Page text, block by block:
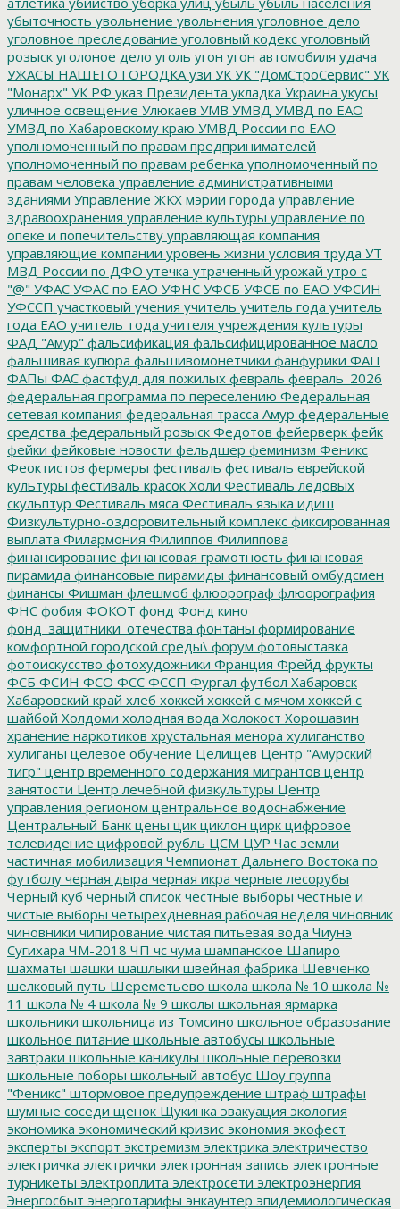
убыточность увольнение увольнения уголовное дело
уголовное преследование уголовный кодекс уголовный
розыск уголоное дело уголь угон угон автомобиля удача
УЖАСЫ НАШЕГО ГОРОДКА узи УК УК "ДомСтроСервис" УК
"Монарх" УК РФ указ Президента укладка Украина укусы
уличное освещение Улюкаев УМВ УМВД УМВД по ЕАО
УМВД по Хабаровскому краю УМВД России по ЕАО
уполномоченный по правам предпринимателей
уполномоченный по правам ребенка уполномоченный по
правам человека управление административными
зданиями Управление ЖКХ мэрии города управление
здравоохранения управление культуры управление по
опеке и попечительству управляющая компания
управляющие компании уровень жизни условия труда УТ
МВД России по ДФО утечка утраченный урожай утро с
"@" УФАС УФАС по ЕАО УФНС УФСБ УФСБ по ЕАО УФСИН
УФССП участковый учения учитель учитель года учитель
года ЕАО учитель_года учителя учреждения культуры
ФАД "Амур" фальсификация фальсифицированное масло
фальшивая купюра фальшивомонетчики фанфурики ФАП
ФАПы ФАС фастфуд для пожилых февраль февраль_2026
федеральная программа по переселению Федеральная
сетевая компания федеральная трасса Амур федеральные
средства федеральный розыск Федотов фейерверк фейк
фейки фейковые новости фельдшер феминизм Феникс
Феоктистов фермеры фестиваль фестиваль еврейской
культуры фестиваль красок Холи Фестиваль ледовых
скульптур Фестиваль мяса Фестиваль языка идиш
Физкультурно-оздоровительный комплекс фиксированная
выплата Филармония Филиппов Филиппова
финансирование финансовая грамотность финансовая
пирамида финансовые пирамиды финансовый омбудсмен
финансы Фишман флешмоб флюорограф флюорография
ФНС фобия ФОКОТ фонд Фонд кино
фонд_защитники_отечества фонтаны формирование
комфортной городской среды\ форум фотовыставка
фотоискусство фотохудожники Франция Фрейд фрукты
ФСБ ФСИН ФСО ФСС ФССП Фургал футбол Хабаровск
Хабаровский край хлеб хоккей хоккей с мячом хоккей с
шайбой Холдоми холодная вода Холокост Хорошавин
хранение наркотиков хрустальная менора хулиганство
хулиганы целевое обучение Целищев Центр "Амурский
тигр" центр временного содержания мигрантов центр
занятости Центр лечебной физкультуры Центр
управления регионом центральное водоснабжение
Центральный Банк цены цик циклон цирк цифровое
телевидение цифровой рубль ЦСМ ЦУР Час земли
частичная мобилизация Чемпионат Дальнего Востока по
футболу черная дыра черная икра черные лесорубы
Черный куб черный список честные выборы честные и
чистые выборы четырехдневная рабочая неделя чиновник
чиновники чипирование чистая питьевая вода Чиунэ
Сугихара ЧМ-2018 ЧП чс чума шампанское Шапиро
шахматы шашки шашлыки швейная фабрика Шевченко
шелковый путь Шереметьево школа школа № 10 школа №
11 школа № 4 школа № 9 школы школьная ярмарка
школьники школьница из Томсино школьное образование
школьное питание школьные автобусы школьные
завтраки школьные каникулы школьные перевозки
школьные поборы школьный автобус Шоу группа
"Феникс" штормовое предупреждение штраф штрафы
шумные соседи щенок Щукинка эвакуация экология
экономика экономический кризис экономия экофест
эксперты экспорт экстремизм электрика электричество
электричка электрички электронная запись электронные
турникеты электроплита электросети электроэнергия
Энергосбыт энерготарифы энкаунтер эпидемиологическая